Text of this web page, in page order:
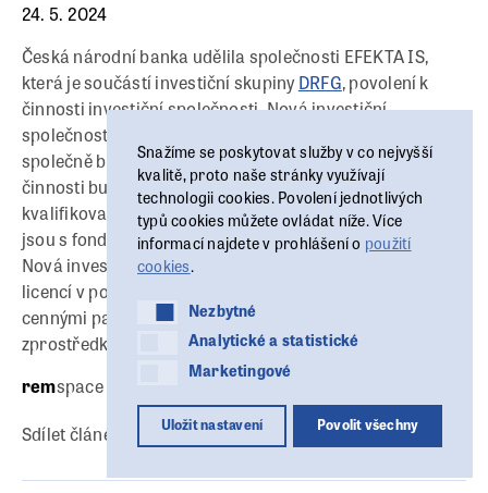
24. 5. 2024
Česká národní banka udělila společnosti EFEKTA IS,
která je součástí investiční skupiny DRFG, povolení k
činnosti investiční společnosti. Nová investiční
společnost je sesterskou společností EFEKTA OCP a
společně budou sdílet know how i služby. Náplní její
činnosti bude obhospodařování a administrace fondů
kvalifikovaných investorů a zahraničních fondů, které
jsou s fondy kvalifikovaných investorů srovnatelné.
Nová investiční společnost je již třetím subjektem s
licencí v portfoliu skupiny. Doplnila tak obchodníka s
cennými papíry EFEKTA OCP a investičního
zprostředkovatele Chytrý Honza.
remspace
Sdílet článek:
Snažíme se poskytovat služby v co nejvyšší
kvalitě, proto naše stránky využívají
technologii cookies. Povolení jednotlivých
typů cookies můžete ovládat níže. Více
informací najdete v prohlášení o použití
cookies.
NezbytnéNezbytné
Analytické a statistické
Analytické a statistické
Marketingové
Marketingové
Uložit nastavení Povolit všechny